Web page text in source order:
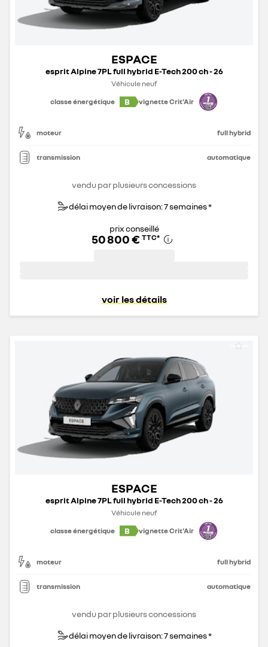
ESPACE
esprit Alpine 7PL full hybrid E-Tech 200 ch - 26
Véhicule neuf
classe énergétique
B vignette Crit'Air
moteur full hybrid
transmission automatique
vendu par plusieurs concessions
délai moyen de livraison: 7 semaines *
prix conseillé
50 800 € TTC*
voir les détails
ESPACE
esprit Alpine 7PL full hybrid E-Tech 200 ch - 26
Véhicule neuf
classe énergétique
B vignette Crit'Air
moteur full hybrid
transmission automatique
vendu par plusieurs concessions
délai moyen de livraison: 7 semaines *